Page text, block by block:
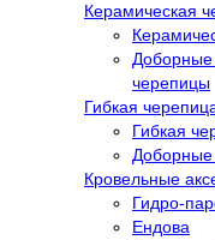
Керамическая
Доборные
черепицы
Гибкая
Гибкая
Доборные
Кровельные
Гидро-
Ендова